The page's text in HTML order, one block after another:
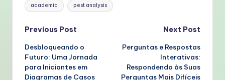
academic pest analysis
Post
navigation
Previous Post
Desbloqueando o
Futuro: Uma Jornada
para Iniciantes em
Diagramas de Casos
Next Post
Perguntas e Respostas
Interativas:
Respondendo às Suas
Perguntas Mais Difíceis